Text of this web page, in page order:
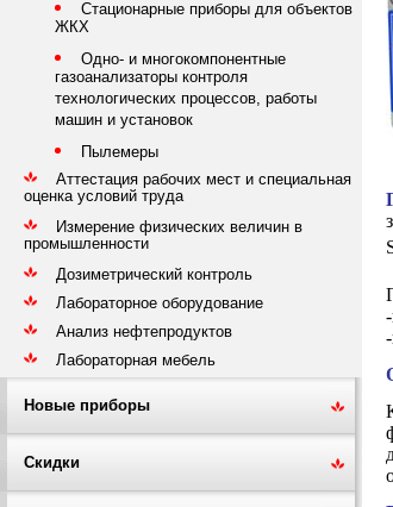
Стационарные приборы для объектов
ЖКХ
Одно- и многокомпонентные
газоанализаторы контроля
технологических процессов, работы
машин и установок
Пылемеры
Аттестация рабочих мест и специальная
оценка условий труда
Измерение физических величин в
промышленности
Дозиметрический контроль
Лабораторное оборудование
Анализ нефтепродуктов
Лабораторная мебель
Новые приборы
Скидки